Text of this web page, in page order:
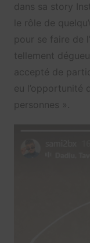
dans sa story
le rôle de
pour se faire de
tellement
accepté de
eu l’opportunité
personnes ».